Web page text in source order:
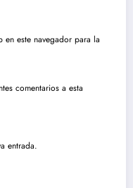
este navegador para la
comentarios a esta
entrada.